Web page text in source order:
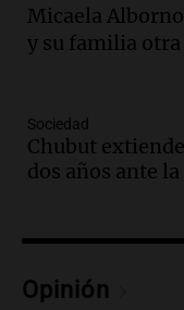
Noticias
propiedad
poca
Noticias
Audio.
Argentina
Micaela
y su familia
Sociedad
Chubut
dos años ante
Opinión